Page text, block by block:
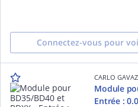
Connectez-vous pour
CARLO
Module
Entrée :